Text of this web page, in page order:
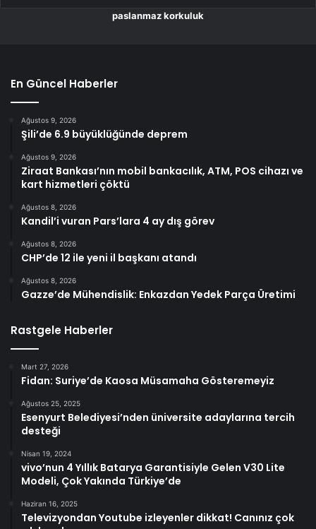
paslanmaz korkuluk
En Güncel Haberler
Ağustos 9, 2026
Şili’de 6.9 büyüklüğünde deprem
Ağustos 9, 2026
Ziraat Bankası’nın mobil bankacılık, ATM, POS cihazı ve
kart hizmetleri çöktü
Ağustos 8, 2026
Kandil’i vuran Pars’lara 4 ay dış görev
Ağustos 8, 2026
CHP’de 12 ile yeni il başkanı atandı
Ağustos 8, 2026
Gazze’de Mühendislik: Enkazdan Yedek Parça Üretimi
Rastgele Haberler
Mart 27, 2026
Fidan: Suriye’de Kaosa Müsamaha Gösteremeyiz
Ağustos 25, 2025
Esenyurt Belediyesi’nden üniversite adaylarına tercih
desteği
Nisan 19, 2024
vivo’nun 4 Yıllık Batarya Garantisiyle Gelen V30 Lite
Modeli, Çok Yakında Türkiye’de
Haziran 16, 2025
Televizyondan Youtube izleyenler dikkat! Canınız çok